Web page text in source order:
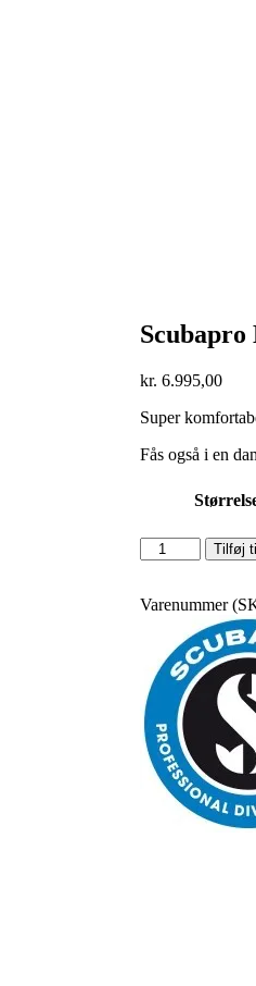
kr. 6.995,00
Super
Fås også i en
Scubapro
Hydros
Men
Tilføj
Varenummer